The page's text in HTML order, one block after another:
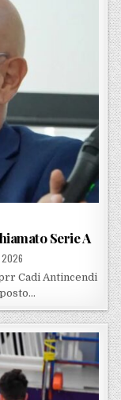
Serie A
2026
Cadi Antincendi